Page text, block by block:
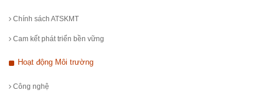
Chính sách ATSKMT
Cam kết phát triển bền vững
Hoạt động Môi trường
Công nghệ